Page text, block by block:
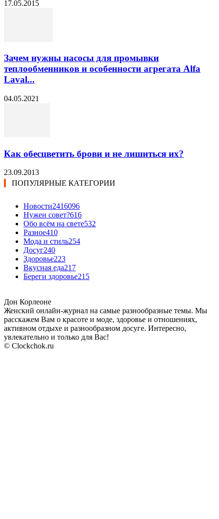
17.05.2015
Зачем нужны насосы для промывки
теплообменников и особенности агрегата Alfa
Laval...
04.05.2021
Как обесцветить брови и не лишиться их?
23.09.2013
ПОПУЛЯРНЫЕ КАТЕГОРИИ
Новости2416096
Нужен совет?616
Обо всём на свете532
Разное410
Мода и стиль254
Досуг240
Здоровье223
Вкусная еда217
Береги здоровье215
Дон Корлеоне
Женский онлайн-журнал на самые разнообразные темы. Мы
расскажем Вам о красоте и моде, здоровье и отношениях,
активном отдыхе и разнообразном досуге. Интересно,
увлекательно и только для Вас!
© Clockchok.ru